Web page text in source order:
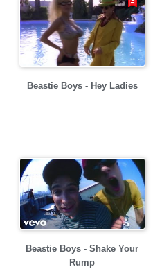
Beastie Boys - Hey Ladies
Beastie Boys - Shake Your
Rump